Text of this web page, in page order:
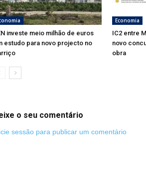
investe meio milhão de euros
estudo para novo projecto no
Economia
IC2 entre
novo
obra
o seu comentário
sessão para publicar um comentário